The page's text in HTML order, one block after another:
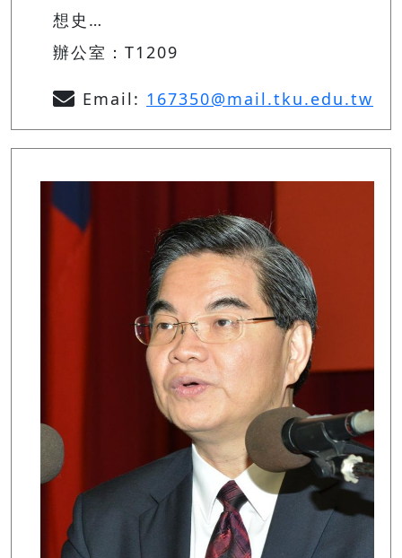
想史…
辦公室：T1209
Email: 167350@mail.tku.edu.tw